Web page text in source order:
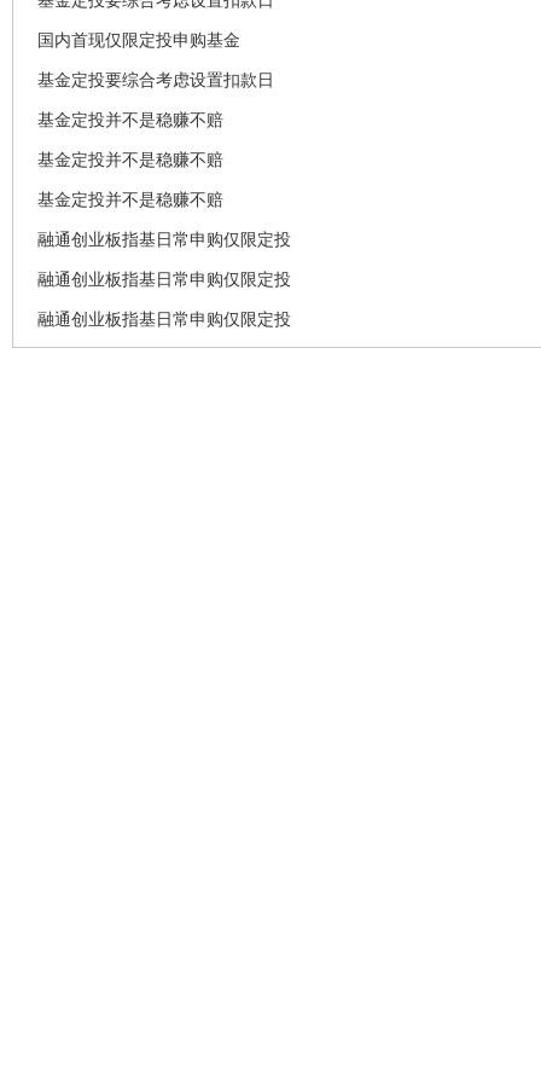
国内首现仅限定投申购基金
基金定投要综合考虑设置扣款日
基金定投并不是稳赚不赔
基金定投并不是稳赚不赔
基金定投并不是稳赚不赔
融通创业板指基日常申购仅限定投
融通创业板指基日常申购仅限定投
融通创业板指基日常申购仅限定投